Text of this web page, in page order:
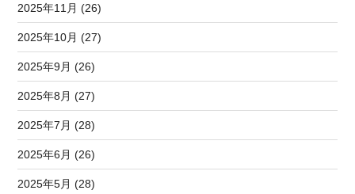
2025年11月 (26)
2025年10月 (27)
2025年9月 (26)
2025年8月 (27)
2025年7月 (28)
2025年6月 (26)
2025年5月 (28)